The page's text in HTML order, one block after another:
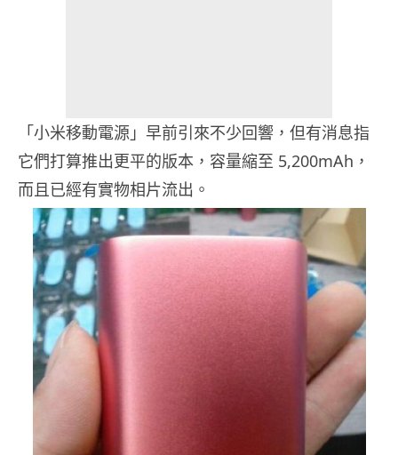
「小米移動電源」早前引來不少回響，但有消息指
它們打算推出更平的版本，容量縮至 5,200mAh，
而且已經有實物相片流出。